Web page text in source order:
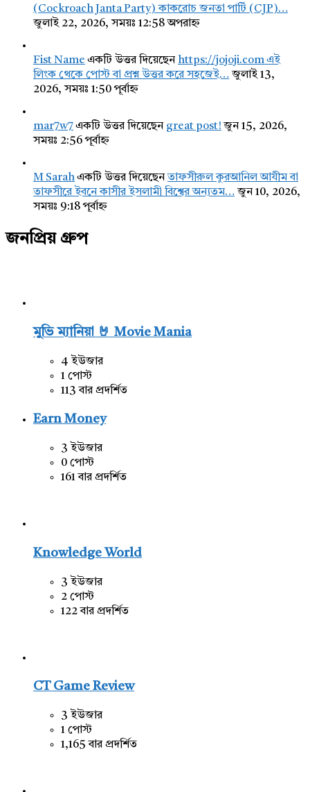
(Cockroach Janta Party) কাকরোচ জনতা পার্টি (CJP)…
জুলাই 22, 2026, সময়ঃ 12:58 অপরাহ্ন
Fist Name একটি উত্তর দিয়েছেন https://jojoji.com এই
লিংক থেকে পোস্ট বা প্রশ্ন উত্তর করে সহজেই… জুলাই 13,
2026, সময়ঃ 1:50 পূর্বাহ্ন
mar7w7একটি উত্তর দিয়েছেন great post! জুন 15, 2026,
সময়ঃ 2:56 পূর্বাহ্ন
M Sarahএকটি উত্তর দিয়েছেনতাফসীরুল কুরআনিল আযীম বা
তাফসীরে ইবনে কাসীর ইসলামী বিশ্বের অন্যতম… জুন 10, 2026,
সময়ঃ 9:18 পূর্বাহ্ন
জনপ্রিয় গ্রুপ
মুভি ম্যানিয়া 🤘 Movie Mania
4 ইউজার
1 পোস্ট
113 বার প্রদর্শিত
Earn Money
3 ইউজার
0 পোস্ট
161 বার প্রদর্শিত
Knowledge World
3 ইউজার
2 পোস্ট
122 বার প্রদর্শিত
CT Game Review
3 ইউজার
1 পোস্ট
1,165 বার প্রদর্শিত